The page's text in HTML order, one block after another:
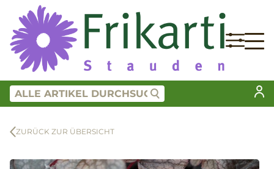
ZURÜCK ZUR ÜBERSICHT